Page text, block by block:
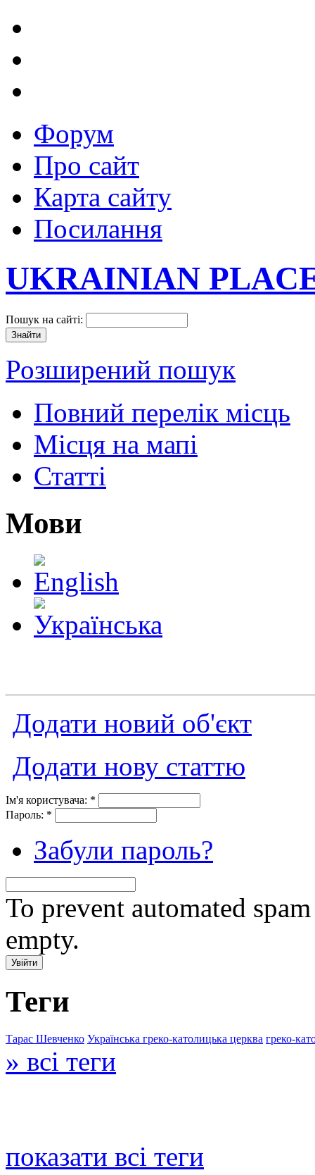
Форум
Про сайт
Карта сайту
Посилання
UKRAINIAN
Пошук на сайті:
Розширений пошук
Повний перелік місць
Місця на мапі
Статті
Мови
Додати новий об'єкт
Додати нову статтю
Ім'я користувача: *
Пароль: *
Забули пароль?
To prevent automated
empty.
Теги
Тарас Шевченко Українська греко-католицька церква греко-
» всі теги
показати всі теги